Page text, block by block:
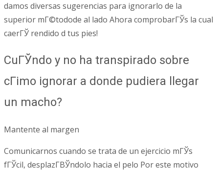
damos diversas sugerencias para ignorarlo de la
superior mГ©todode al lado Ahora comprobarГЎs la cual
caerГЎ rendido d tus pies!
CuГЎndo y no ha transpirado sobre
cГіmo ignorar a donde pudiera llegar
un macho?
Mantente al margen
Comunicarnos cuando se trata de un ejercicio mГЎs
fГЎcil, desplazГ­ВЎndolo hacia el pelo Por este motivo